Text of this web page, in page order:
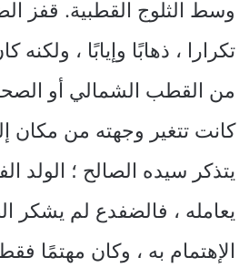
وسط الثلوج القطبية. قفز
تكرارا ، ذهابًا وإيابًا ، ولكنه
من القطب الشمالي أو
كانت تتغير وجهته من مكان
يتذكر سيده الصالح ؛ الولد
يعامله ، فالضفدع لم يشكر
الإهتمام به ، وكان مهتمًا